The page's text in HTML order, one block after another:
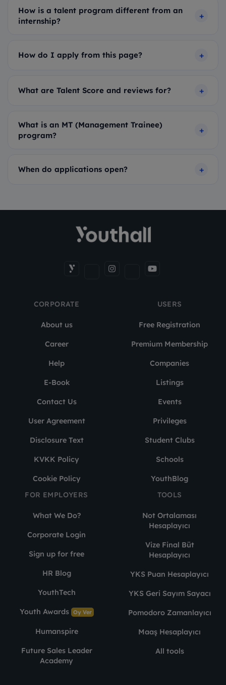
How is a talent program different from an
internship?
How do I apply from this page?
What are Talent Score and reviews for?
What is an MT (Management Trainee)
program?
When do applications open?
CORPORATE
About us
Career
Help
E-Book
Contact Us
User Agreement
Disclosure Text
KVKK Policy
Cookie Policy
USERS
Free Registration
Premium Membership
Companies
Listings
Events
Privileges
Student Clubs
Schools
YouthBlog
FOR EMPLOYERS
What We Do?
Corporate Login
Sign up for free
HR Blog
YouthTech
Youth Awards Oy Ver
Humanspire
Future Sales Leader
Academy
TOOLS
Not Ortalaması
Hesaplayıcı
Vize Final Büt
Hesaplayıcı
YKS Puan Hesaplayıcı
YKS Geri Sayım Sayacı
Pomodoro Zamanlayıcı
Maaş Hesaplayıcı
All tools